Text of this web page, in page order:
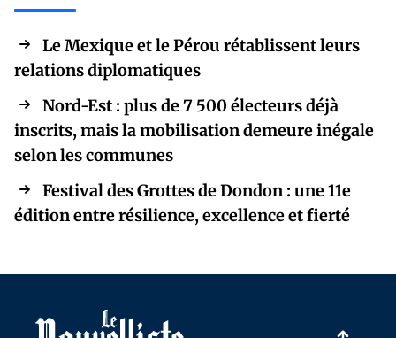
Le Mexique et le Pérou rétablissent leurs
relations diplomatiques
Nord-Est : plus de 7 500 électeurs déjà
inscrits, mais la mobilisation demeure inégale
selon les communes
Festival des Grottes de Dondon : une 11e
édition entre résilience, excellence et fierté